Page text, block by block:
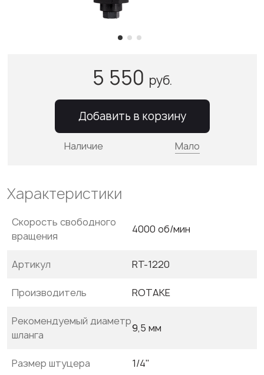
Характеристики
Скорость свободного
вращения
4000 об/мин
Артикул RT-1220
Производитель ROTAKE
Рекомендуемый диаметр
шланга
9,5 мм
Размер штуцера 1/4"
5 550 руб.
Добавить в корзину
Наличие Мало